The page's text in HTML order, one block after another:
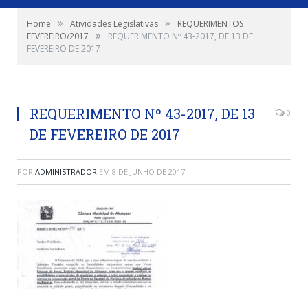
Home » Atividades Legislativas »
REQUERIMENTOS
FEVEREIRO/2017
»
REQUERIMENTO Nº 43-2017, DE 13 DE
FEVEREIRO DE 2017
REQUERIMENTO Nº 43-2017, DE 13
DE FEVEREIRO DE 2017
0
POR ADMINISTRADOR EM 8 DE JUNHO DE 2017